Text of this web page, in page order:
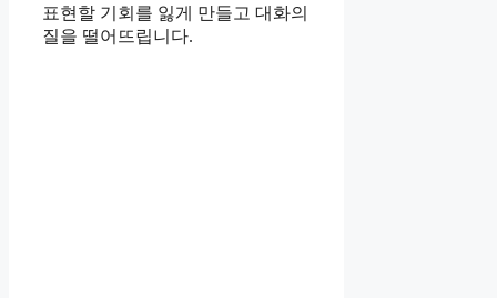
표현할 기회를 잃게 만들고 대화의
질을 떨어뜨립니다.